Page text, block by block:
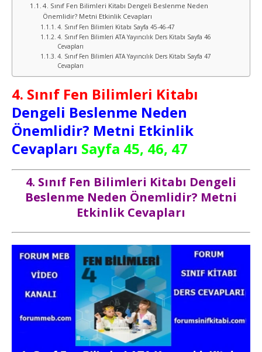
4. Sınıf Fen Bilimleri Kitabı Dengeli Beslenme Neden
Önemlidir? Metni Etkinlik Cevapları
4. Sınıf Fen Bilimleri Kitabı Sayfa 45-46-47
4. Sınıf Fen Bilimleri ATA Yayıncılık Ders Kitabı Sayfa 46
Cevapları
4. Sınıf Fen Bilimleri ATA Yayıncılık Ders Kitabı Sayfa 47
Cevapları
4. Sınıf Fen Bilimleri Kitabı
Dengeli Beslenme Neden
Önemlidir? Metni Etkinlik
Cevapları Sayfa 45, 46, 47
4. Sınıf Fen Bilimleri Kitabı Dengeli
Beslenme Neden Önemlidir? Metni
Etkinlik Cevapları